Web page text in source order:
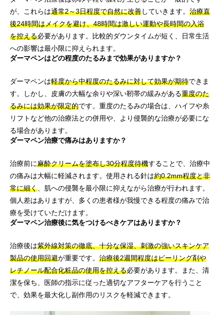
が、これらは通常2～3日程度で自然に改善していきます。 治療直
後24時間はメイクを避け、48時間は激しい運動や長時間の入浴
を控える必要があります。比較的ダウンタイムが短く、日常生活
への影響は最小限に抑えられます。
ダーマペンはどの程度のたるみまで効果がありますか？
ダーマペンは軽度から中程度のたるみに対して効果が期待できま
す。しかし、皮膚の大幅な余りや深い靭帯の緩みがある重度のた
るみには効果が限定的です。重度のたるみの場合は、ハイフや糸
リフトなど他の治療法との併用や、より侵襲的な治療が必要にな
る場合があります。
ダーマペン治療で痛みはありますか？
治療前に麻酔クリームを塗布し30分程度待機することで、治療中
の痛みは大幅に軽減されます。使用される針は約0.2mm程度と非
常に細く 、肌への侵襲を最小限に抑えながら治療が行われます。
個人差はありますが、多くの患者様が我慢できる程度の痛みで治
療を受けていただけます。
ダーマペン治療後に気をつけるべきケアはありますか？
治療後は紫外線対策の徹底、十分な保湿、刺激の強いスキンケア
製品の使用回避が重要です。 治療後2週間程度はピーリング剤や
レチノール配合化粧品の使用を控える必要があります。また、清
潔を保ち、医師の指示に従った適切なアフターケアを行うこと
で、効果を最大化し副作用のリスクを軽減できます。